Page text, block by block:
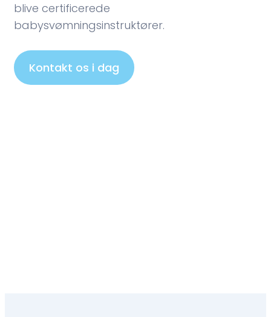
blive certificerede
babysvømningsinstruktører.
Kontakt os i dag